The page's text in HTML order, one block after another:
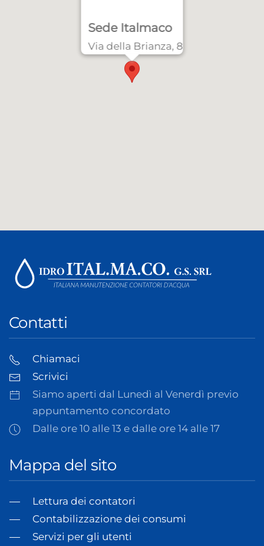
Sede Italmaco
Via della Brianza, 8
Contatti
Chiamaci
Scrivici
Siamo aperti dal Lunedì al Venerdì previo
appuntamento concordato
Dalle ore 10 alle 13 e dalle ore 14 alle 17
Mappa del sito
Lettura dei contatori
Contabilizzazione dei consumi
Servizi per gli utenti